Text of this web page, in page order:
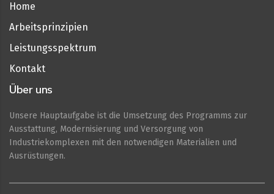
Home
Arbeitsprinzipien
Leistungsspektrum
Kontakt
Über uns
Unsere Hauptaufgabe ist die Umsetzung des Programms zur
Ausstattung, Modernisierung und Versorgung von
Industriekomplexen mit den notwendigen Materialien und
Ausrüstungen.